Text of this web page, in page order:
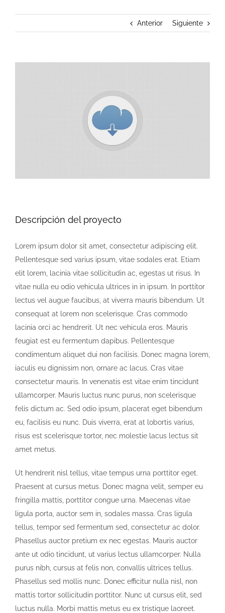
Anterior Siguiente
Descripción del proyecto
Lorem ipsum dolor sit amet, consectetur adipiscing elit.
Pellentesque sed varius ipsum, vitae sodales erat. Etiam
elit lorem, lacinia vitae sollicitudin ac, egestas ut risus. In
vitae nulla eu odio vehicula ultrices in in ipsum. In porttitor
lectus vel augue faucibus, at viverra mauris bibendum. Ut
consequat at lorem non scelerisque. Cras commodo
lacinia orci ac hendrerit. Ut nec vehicula eros. Mauris
feugiat est eu fermentum dapibus. Pellentesque
condimentum aliquet dui non facilisis. Donec magna lorem,
iaculis eu dignissim non, ornare ac lacus. Cras vitae
consectetur mauris. In venenatis est vitae enim tincidunt
ullamcorper. Mauris luctus nunc purus, non scelerisque
felis dictum ac. Sed odio ipsum, placerat eget bibendum
eu, facilisis eu nunc. Duis viverra, erat at lobortis varius,
risus est scelerisque tortor, nec molestie lacus lectus sit
amet metus.
Ut hendrerit nisl tellus, vitae tempus urna porttitor eget.
Praesent at cursus metus. Donec magna velit, semper eu
fringilla mattis, porttitor congue urna. Maecenas vitae
ligula porta, auctor sem in, sodales massa. Cras ligula
tellus, tempor sed fermentum sed, consectetur ac dolor.
Phasellus auctor pretium ex nec egestas. Mauris auctor
ante ut odio tincidunt, ut varius lectus ullamcorper. Nulla
purus nibh, cursus at felis non, convallis ultrices tellus.
Phasellus sed mollis nunc. Donec efficitur nulla nisl, non
mattis tortor sollicitudin porttitor. Nunc ut cursus elit, sed
luctus nulla. Morbi mattis metus eu ex tristique laoreet.